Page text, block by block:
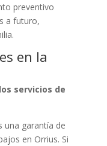
preventivo
a futuro,
en la
servicios de
una garantía de
en Orrius. Si